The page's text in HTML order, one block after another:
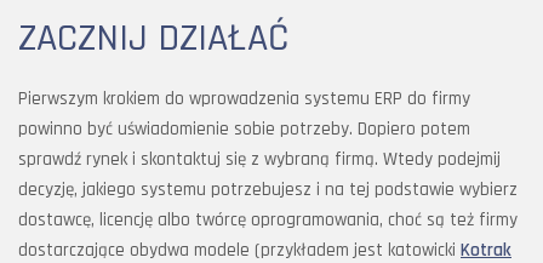
ZACZNIJ DZIAŁAĆ
Pierwszym krokiem do wprowadzenia systemu ERP do firmy
powinno być uświadomienie sobie potrzeby. Dopiero potem
sprawdź rynek i skontaktuj się z wybraną firmą. Wtedy podejmij
decyzję, jakiego systemu potrzebujesz i na tej podstawie wybierz
dostawcę, licencję albo twórcę oprogramowania, choć są też firmy
dostarczające obydwa modele (przykładem jest katowicki Kotrak